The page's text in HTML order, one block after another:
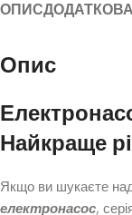
ОПИС
Опис
Найкраще
Якщо ви шукаєте
електронасос,